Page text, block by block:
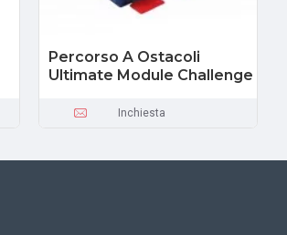
Percorso A Ostacoli
Ultimate Module Challenge
Inchiesta